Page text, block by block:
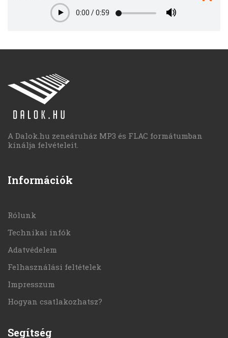
Play0:00 /0:59
A Dalok.hu zeneáruház MP3 és FLAC formátumban
kínálja felvételeit.
Információk
Rólunk
Technikai infók
Adatvédelem
Felhasználási feltételek
Impresszum
Hogyan csatlakozhatsz?
Segítség